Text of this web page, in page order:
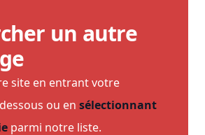
un autre
site en entrant votre
ou en sélectionnant
parmi notre liste.